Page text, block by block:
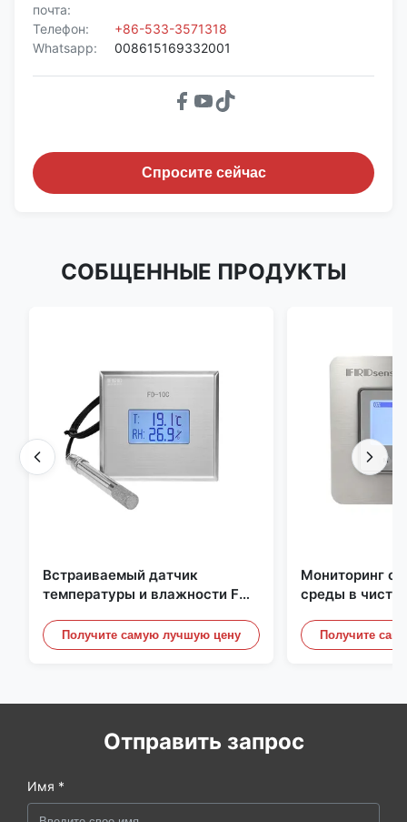
почта:
Телефон:
+86-533-3571318
Whatsapp:
008615169332001
Спросите сейчас
СОБЩЕННЫЕ ПРОДУКТЫ
Встраиваемый датчик
температуры и влажности FD-
монитор из нержавеющей
стали 316L
Получите самую лучшую цену
Мониторинг
среды в
встроенная
20mA/RS485
Получите
Отправить запрос
Имя *